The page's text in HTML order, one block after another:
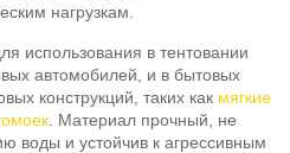
нагрузкам.
использования в тентовании
автомобилей, и в бытовых
конструкций, таких как мягкие
. Материал прочный, не
воды и устойчив к агрессивным